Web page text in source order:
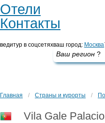
Отели
Контакты
ведитур в соцсетяхваш город: Москва
Ваш регион ?
Главная / Страны и курорты /
Vila Gale